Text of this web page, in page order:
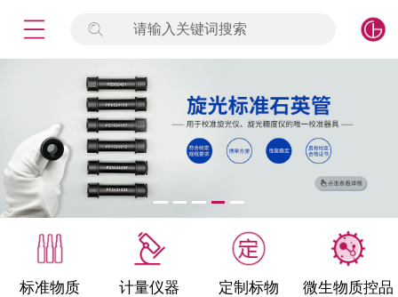
请输入关键词搜索
标准物质 计量仪器 定制标物 微生物质控品
签到
标准物质
产品专项
微生物检测/质控品